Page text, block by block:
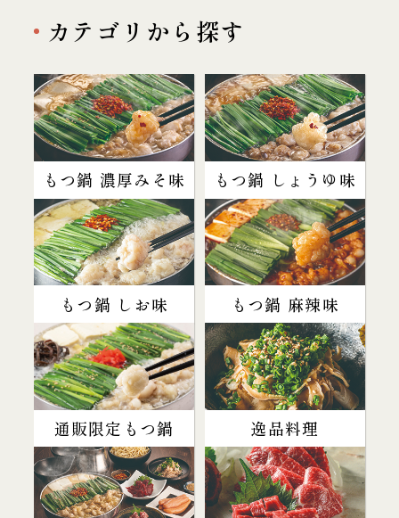
カテゴリから探す
もつ鍋 濃厚みそ味 もつ鍋 しょうゆ味
もつ鍋 しお味 もつ鍋 麻辣味
通販限定もつ鍋 逸品料理